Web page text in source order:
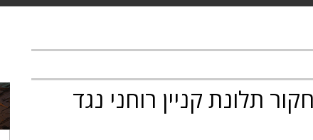
תלונת קניין רוחני נגד